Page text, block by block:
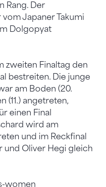
Rang. Der
Japaner Takumi
Dolgopyat
zweiten Finaltag den
bestreiten. Die junge
am Boden (20.
(11.) angetreten,
einen Final
wird am
und im Reckfinal
und Oliver Hegi gleich
women